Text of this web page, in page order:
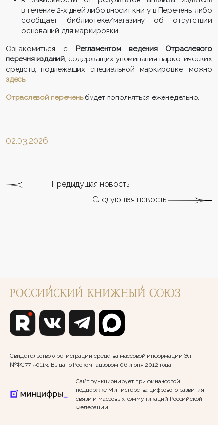
в течение 2-х дней либо вносит книгу в Перечень, либо
сообщает библиотеке/магазину об отсутствии
оснований для мар­кировки.
Ознакомиться с Регламентом ведения Отраслевого
перечня изданий, содержащих упоминания наркотических
средств, подле­жащих специальной маркировке, можно
здесь.
Отраслевой переченьбудет пополняться еженедельно.
02.03.2026
Предыдущая новость
Следующая новость
Свидетельство о регистрации средства массовой информации Эл
№ФС77-50113. Выдано Роскомнадзором 06 июня 2012 года.
Сайт функционирует при финансовой
поддержке Министерства цифрового развития,
связи и массовых коммуникаций Российской
Федерации.